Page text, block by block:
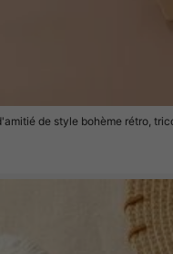
de style bohème rétro,